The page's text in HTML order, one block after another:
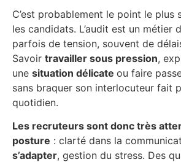
C’est probablement le point le plus
les candidats. L’audit est un métier
parfois de tension, souvent de
Savoir travailler sous pression,
une situation délicate ou faire
sans braquer son interlocuteur fait
quotidien.
Les recruteurs sont donc très
posture : clarté dans la
s’adapter, gestion du stress. Des